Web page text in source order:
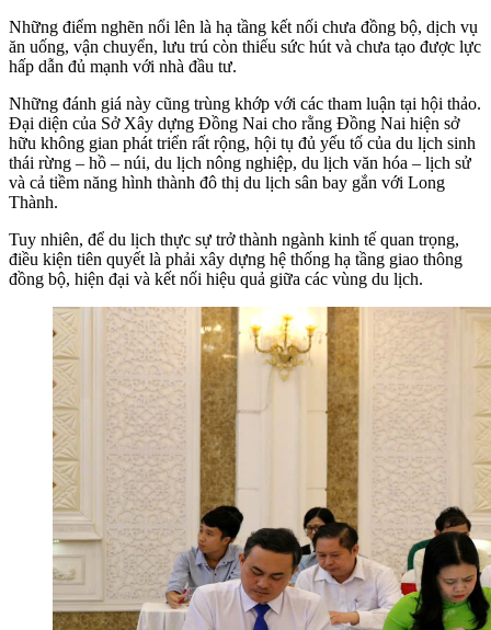
Những điểm nghẽn nổi lên là hạ tầng kết nối chưa đồng bộ, dịch vụ
ăn uống, vận chuyển, lưu trú còn thiếu sức hút và chưa tạo được lực
hấp dẫn đủ mạnh với nhà đầu tư.
Những đánh giá này cũng trùng khớp với các tham luận tại hội thảo.
Đại diện của Sở Xây dựng Đồng Nai cho rằng Đồng Nai hiện sở
hữu không gian phát triển rất rộng, hội tụ đủ yếu tố của du lịch sinh
thái rừng – hồ – núi, du lịch nông nghiệp, du lịch văn hóa – lịch sử
và cả tiềm năng hình thành đô thị du lịch sân bay gắn với Long
Thành.
Tuy nhiên, để du lịch thực sự trở thành ngành kinh tế quan trọng,
điều kiện tiên quyết là phải xây dựng hệ thống hạ tầng giao thông
đồng bộ, hiện đại và kết nối hiệu quả giữa các vùng du lịch.